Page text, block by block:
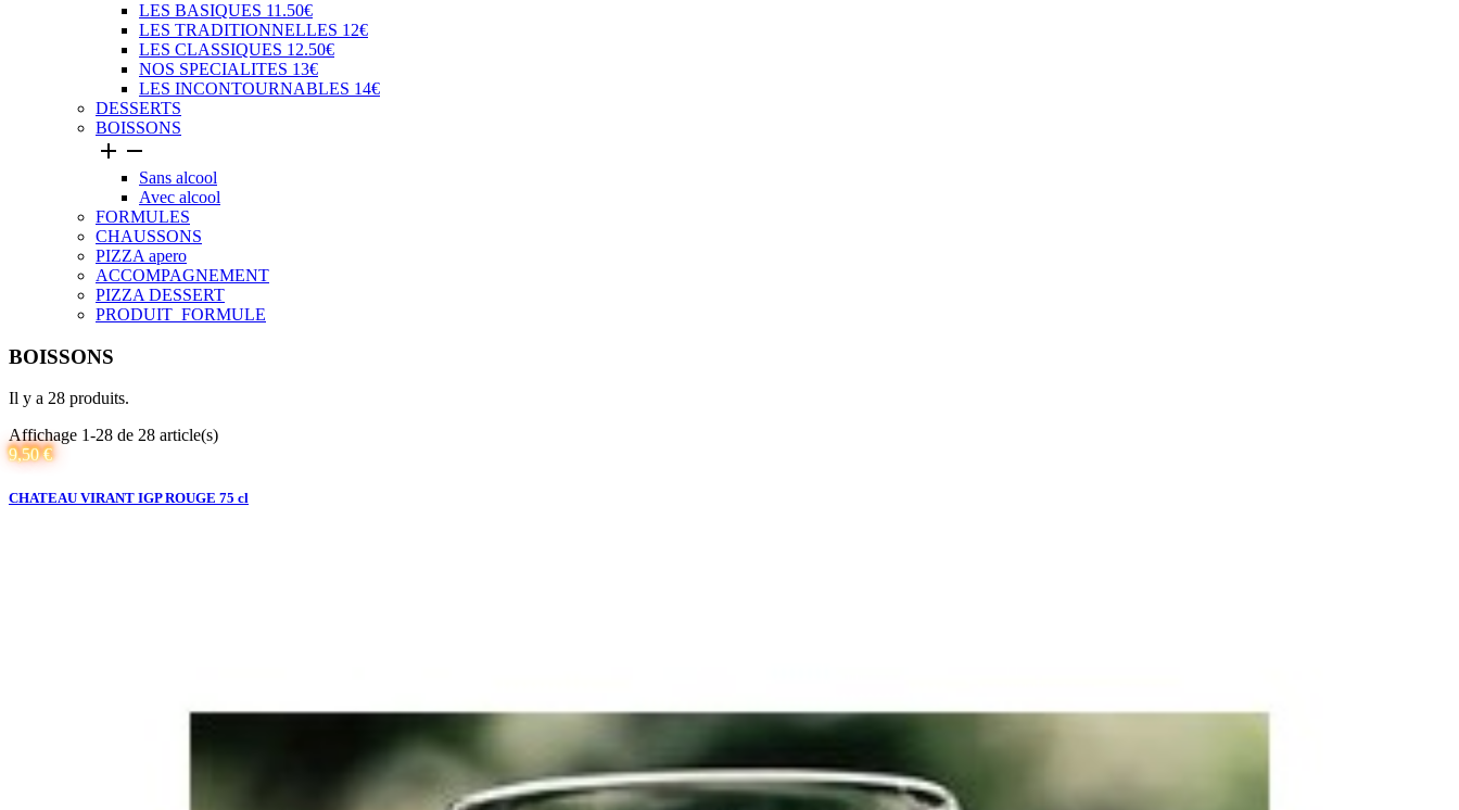
LES BASIQUES 11.50€
LES TRADITIONNELLES 12€
LES CLASSIQUES 12.50€
NOS SPECIALITES 13€
LES INCONTOURNABLES 14€
DESSERTS
BOISSONS
 
Sans alcool
Avec alcool
FORMULES
CHAUSSONS
PIZZA apero
ACCOMPAGNEMENT
PIZZA DESSERT
PRODUIT_FORMULE
BOISSONS
Il y a 28 produits.
Affichage 1-28 de 28 article(s)
9,50 €
CHATEAU VIRANT IGP ROUGE 75 cl